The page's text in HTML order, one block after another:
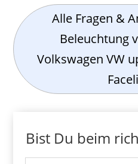
Alle Fragen &
Beleuchtung
Volkswagen VW
Bist Du beim